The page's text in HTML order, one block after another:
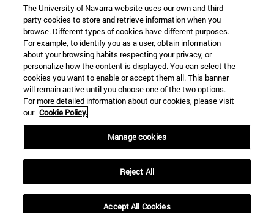
The University of Navarra website uses our own and third-
party cookies to store and retrieve information when you
browse. Different types of cookies have different purposes.
For example, to identify you as a user, obtain information
about your browsing habits respecting your privacy, or
personalize how the content is displayed. You can select the
cookies you want to enable or accept them all. This banner
will remain active until you choose one of the two options.
For more detailed information about our cookies, please visit
our Cookie Policy.
Manage cookies
Reject All
Accept All Cookies